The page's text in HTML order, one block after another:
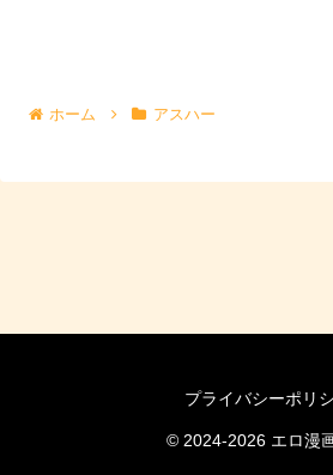
ホーム アスハー
プライバシーポリ
© 2024-2026 エロ漫